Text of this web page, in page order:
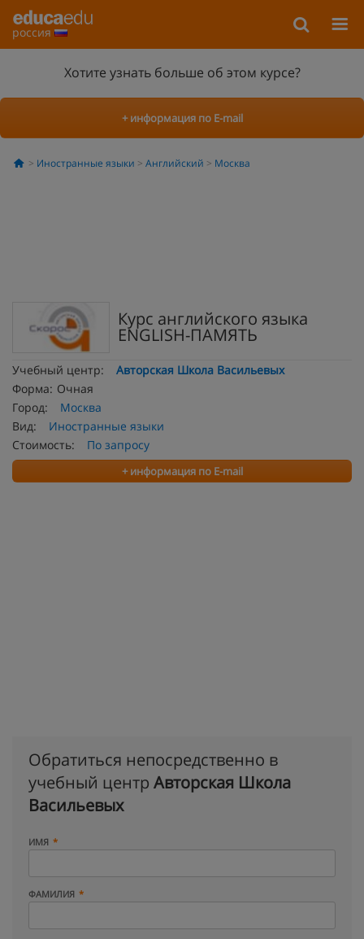
россия
Хотите узнать больше об этом курсе?
+ информация по E-mail
Иностранные языки Английский Москва
Курс английского языка
ENGLISH-ПАМЯТЬ
Учебный центр:
Авторская Школа Васильевых
Форма: Очная
Город:
Москва
Вид:
Иностранные языки
Стоимость:
По запросу
+ информация по E-mail
Обратиться непосредственно в
учебный центр Авторская Школа
Васильевых
ИМЯ
ФАМИЛИЯ